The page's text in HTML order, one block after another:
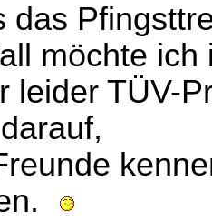
das
möchte
leider TÜV-